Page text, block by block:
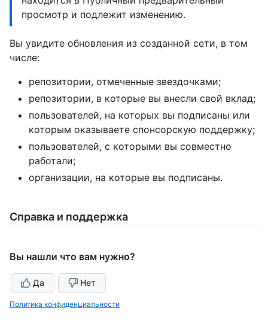
просмотр и подлежит изменению.
Вы увидите обновления из созданной сети, в том
числе:
репозитории, отмеченные звездочками;
репозитории, в которые вы внесли свой вклад;
пользователей, на которых вы подписаны или
которым оказываете спонсорскую поддержку;
пользователей, с которыми вы совместно
работали;
организации, на которые вы подписаны.
Справка и поддержка
Вы нашли что вам нужно?
Да Нет
Политика конфиденциальности